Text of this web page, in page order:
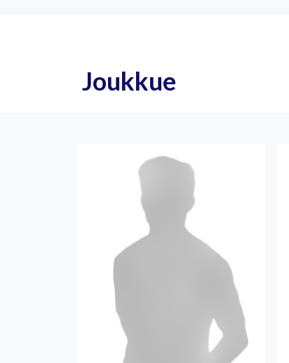
Joukkue